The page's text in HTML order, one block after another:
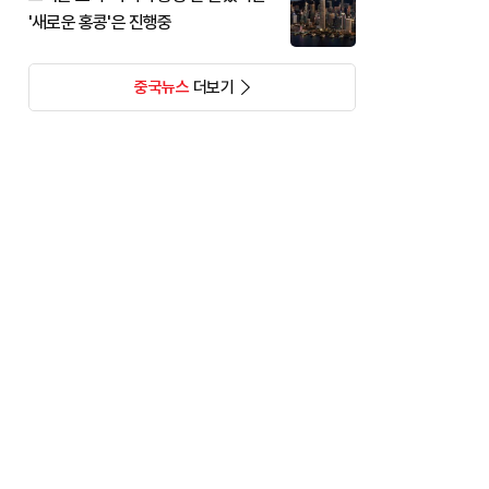
'새로운 홍콩'은 진행중
중국뉴스더보기